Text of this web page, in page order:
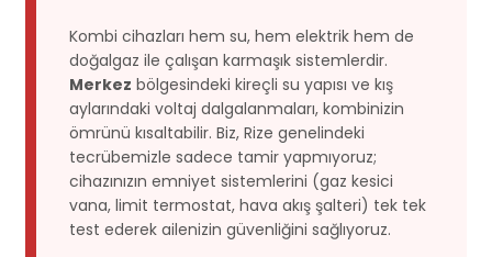
Kombi cihazları hem su, hem elektrik hem de
doğalgaz ile çalışan karmaşık sistemlerdir.
Merkez bölgesindeki kireçli su yapısı ve kış
aylarındaki voltaj dalgalanmaları, kombinizin
ömrünü kısaltabilir. Biz, Rize genelindeki
tecrübemizle sadece tamir yapmıyoruz;
cihazınızın emniyet sistemlerini (gaz kesici
vana, limit termostat, hava akış şalteri) tek tek
test ederek ailenizin güvenliğini sağlıyoruz.